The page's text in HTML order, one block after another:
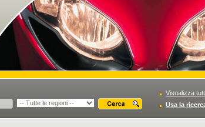
Visualizza
Usa la